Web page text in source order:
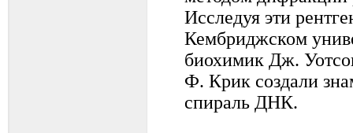
Исследуя эти
Кембриджском
биохимик Дж.
Ф. Крик создали
спираль ДНК.